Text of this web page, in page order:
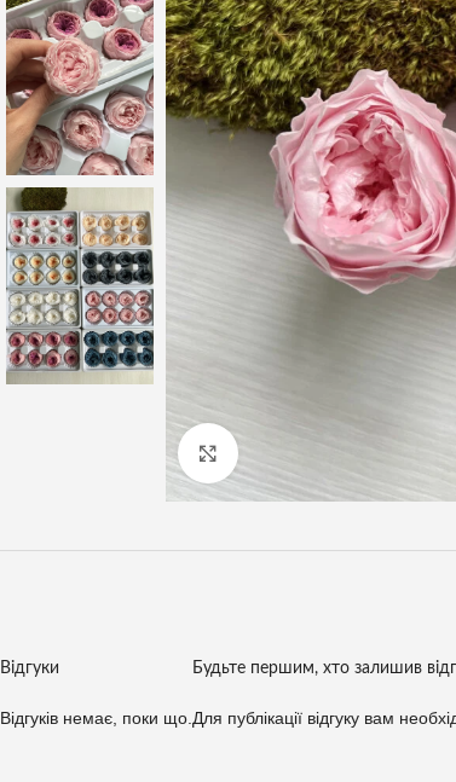
Відгуки
Відгуків немає, поки що.
Будьте першим, хто залишив
Для публікації відгуку вам